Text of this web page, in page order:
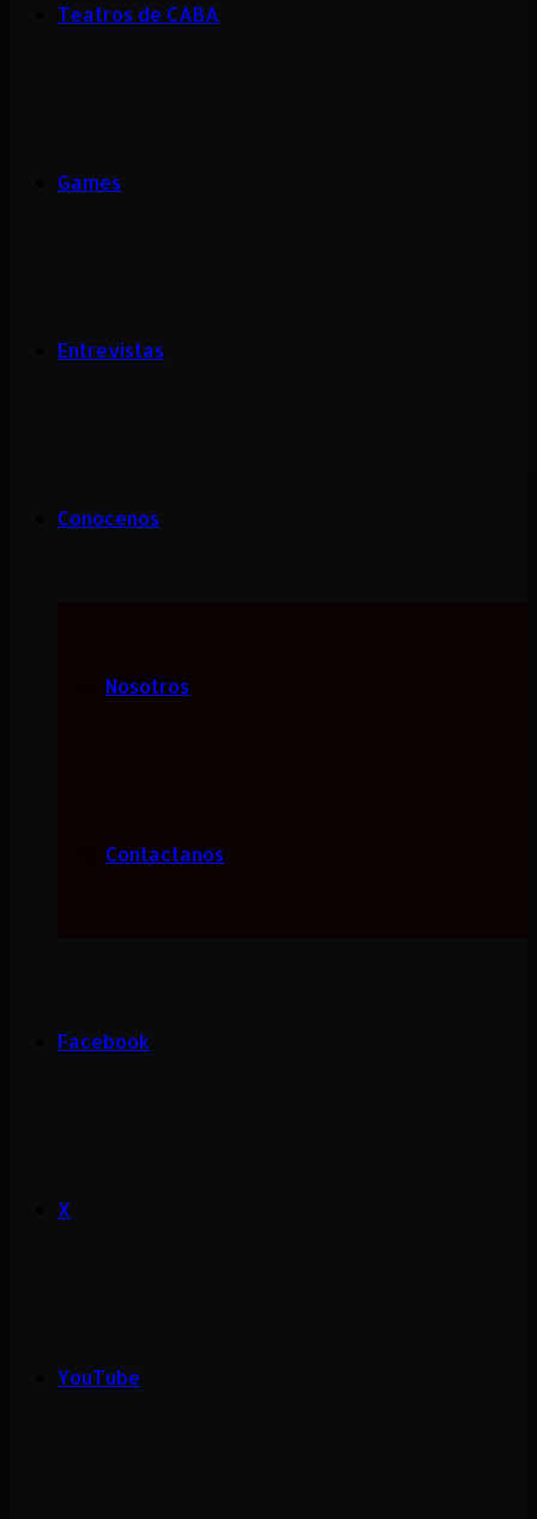
Teatros de CABA
Games
Entrevistas
Conocenos
Nosotros
Contactanos
Facebook
X
YouTube